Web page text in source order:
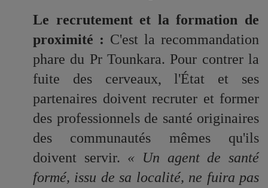
Le recrutement et la formation de
proximité : C'est la recommandation
phare du Pr Tounkara. Pour contrer la
fuite des cerveaux, l'État et ses
partenaires doivent recruter et former
des professionnels de santé originaires
des communautés mêmes qu'ils
doivent servir. « Un agent de santé
formé, issu de sa localité, ne fuira pas